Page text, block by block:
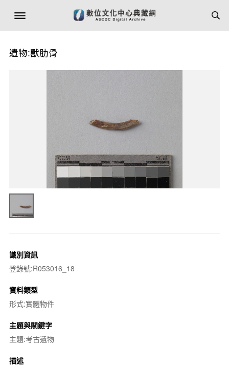
遺物:獸肋骨
識別資訊
登錄號:R053016_18
資料類型
形式:實體物件
主題與關鍵字
主題:考古遺物
描述